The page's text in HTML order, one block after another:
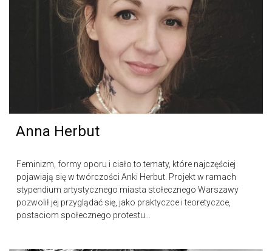
Anna Herbut
Feminizm, formy oporu i ciało to tematy, które najczęściej
pojawiają się w twórczości Anki Herbut. Projekt w ramach
stypendium artystycznego miasta stołecznego Warszawy
pozwolił jej przyglądać się, jako praktyczce i teoretyczce,
postaciom społecznego protestu...